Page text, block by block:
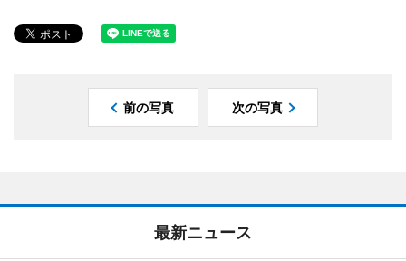
前の写真 次の写真
最新ニュース